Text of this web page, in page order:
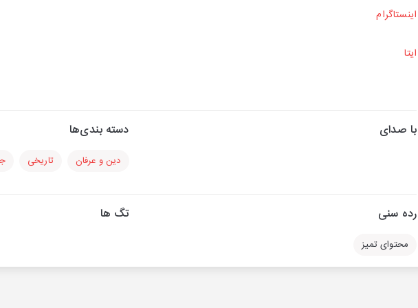
اینستاگرام
ایتا
با صدای دسته بندی‌ها
دین و عرفان تاریخی
رده سنی
محتوای تمیز
تگ ها